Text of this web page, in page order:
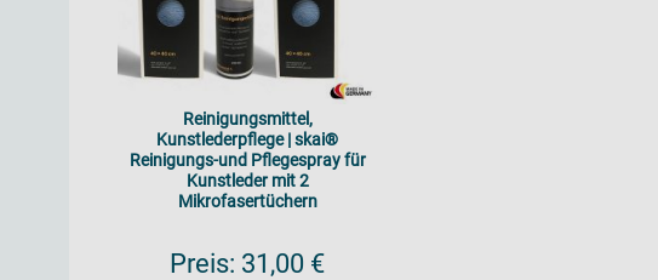
Reinigungsmittel,
Kunstlederpflege | skai®
Reinigungs-und Pflegespray für
Kunstleder mit 2
Mikrofasertüchern
Preis: 31,00 €